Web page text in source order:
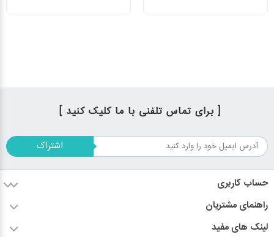
[ برای تماس تلفنی با ما کلیک کنید ]
اشتراک
حساب کاربری
راهنمای مشتریان
لینک های مفید